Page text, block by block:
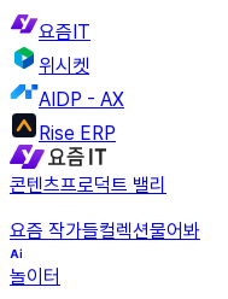
요즘IT
위시켓
AIDP - AX
Rise ERP
콘텐츠프로덕트 밸리
요즘 작가들컬렉션물어봐
놀이터